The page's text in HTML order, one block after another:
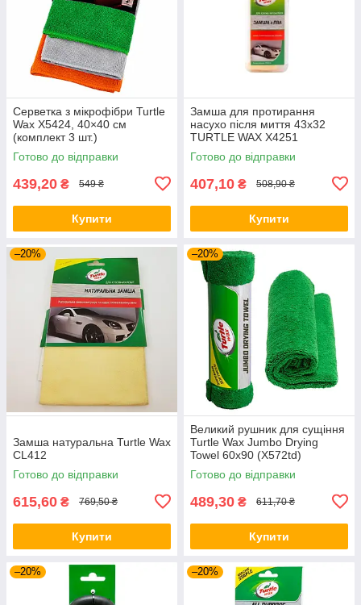
Серветка з мікрофібри Turtle
Wax X5424, 40×40 см
(комплект 3 шт.)
Готово до відправки
439,20 ₴ 549 ₴
Купити
Замша для протирання
насухо після миття 43x32
TURTLE WAX X4251
Готово до відправки
407,10 ₴ 508,90 ₴
Купити
–20%
Замша натуральна Turtle Wax
CL412
Готово до відправки
615,60 ₴ 769,50 ₴
Купити
–20%
Великий рушник для сущіння
Turtle Wax Jumbo Drying
Towel 60х90 (X572td)
Готово до відправки
489,30 ₴ 611,70 ₴
Купити
–20% –20%